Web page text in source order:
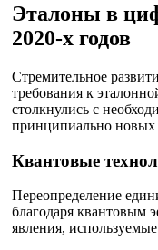
Эталоны в
2020-х годов
Стремительное
требования к
столкнулись с
принципиально новых
Квантовые
Переопределение
благодаря квантовым
явления,